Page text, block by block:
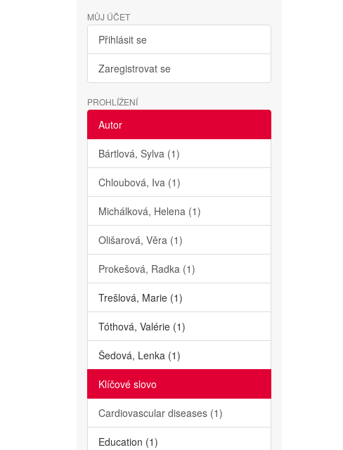
MŮJ ÚČET
Přihlásit se
Zaregistrovat se
PROHLÍŽENÍ
Autor
Bártlová, Sylva (1)
Chloubová, Iva (1)
Michálková, Helena (1)
Olišarová, Věra (1)
Prokešová, Radka (1)
Trešlová, Marie (1)
Tóthová, Valérie (1)
Šedová, Lenka (1)
Klíčové slovo
Cardiovascular diseases (1)
Education (1)